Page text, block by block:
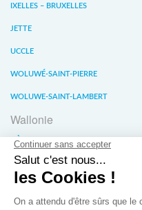
IXELLES – BRUXELLES
JETTE
UCCLE
WOLUWÉ-SAINT-PIERRE
WOLUWE-SAINT-LAMBERT
Wallonie
LIÈGE
WATERLOO
WAVRE